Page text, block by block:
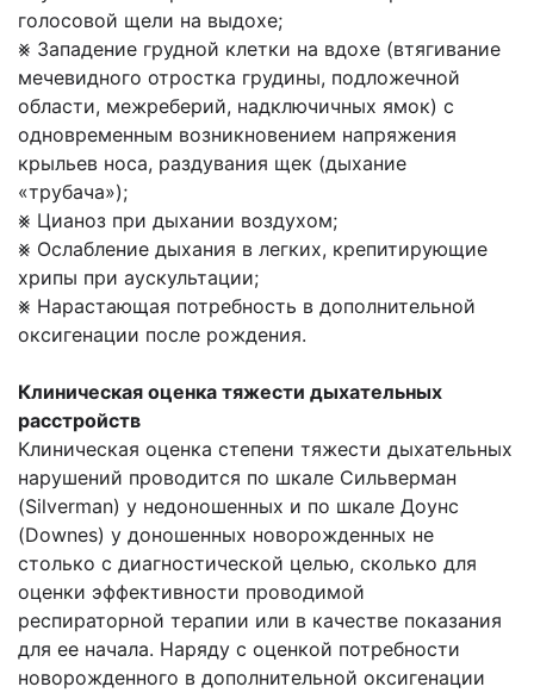
голосовой щели на выдохе;
⨳ Западение грудной клетки на вдохе (втягивание
мечевидного отростка грудины, подложечной
области, межреберий, надключичных ямок) с
одновременным возникновением напряжения
крыльев носа, раздувания щек (дыхание
«трубача»);
⨳ Цианоз при дыхании воздухом;
⨳ Ослабление дыхания в легких, крепитирующие
хрипы при аускультации;
⨳ Нарастающая потребность в дополнительной
оксигенации после рождения.
Клиническая оценка тяжести дыхательных
расстройств
Клиническая оценка степени тяжести дыхательных
нарушений проводится по шкале Сильверман
(Silverman) у недоношенных и по шкале Доунс
(Downes) у доношенных новорожденных не
столько с диагностической целью, сколько для
оценки эффективности проводимой
респираторной терапии или в качестве показания
для ее начала. Наряду с оценкой потребности
новорожденного в дополнительной оксигенации